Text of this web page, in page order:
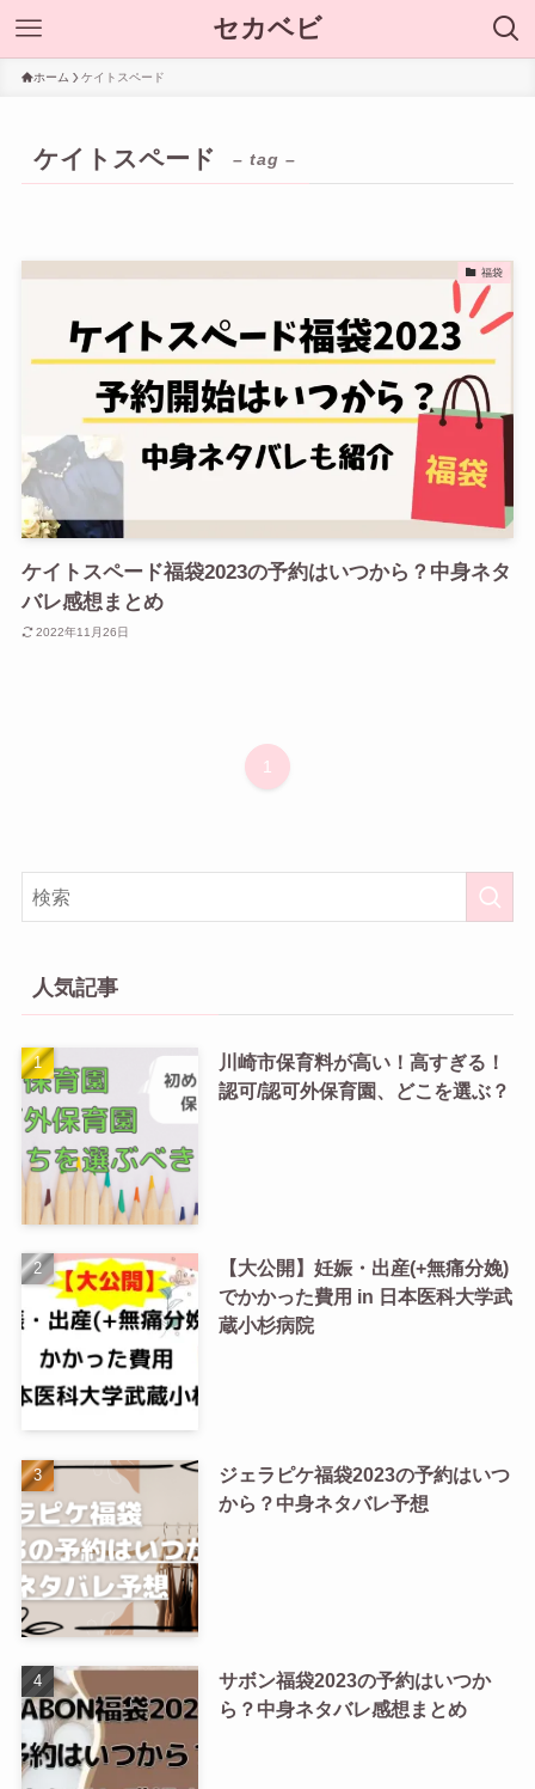
セカベビ
ホーム ケイトスペード
ケイトスペード – tag –
福袋
ケイトスペード福袋2023の予約はいつから？中身ネタ
バレ感想まとめ
2022年11月26日
1
人気記事
川崎市保育料が高い！高すぎる！
認可/認可外保育園、どこを選ぶ？
【大公開】妊娠・出産(+無痛分娩)
でかかった費用 in 日本医科大学武
蔵小杉病院
ジェラピケ福袋2023の予約はいつ
から？中身ネタバレ予想
サボン福袋2023の予約はいつか
ら？中身ネタバレ感想まとめ